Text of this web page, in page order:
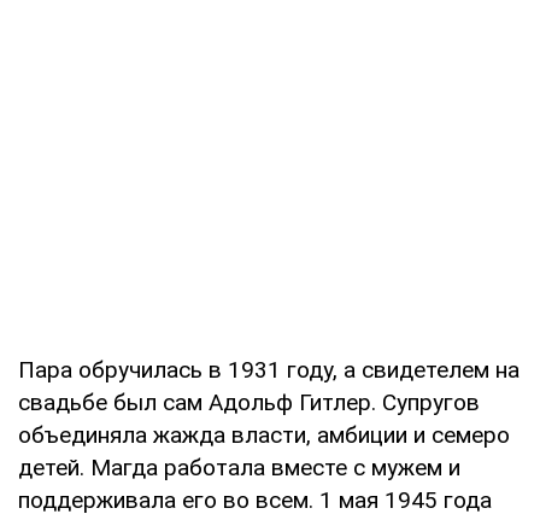
Пара обручилась в 1931 году, а свидетелем на
свадьбе был сам Адольф Гитлер. Супругов
объединяла жажда власти, амбиции и семеро
детей. Магда работала вместе с мужем и
поддерживала его во всем. 1 мая 1945 года